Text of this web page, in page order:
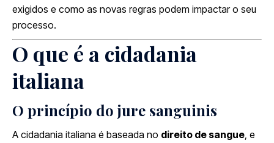
exigidos e como as novas regras podem impactar o seu
processo.
O que é a cidadania
italiana
O princípio do jure sanguinis
A cidadania italiana é baseada no direito de sangue , e